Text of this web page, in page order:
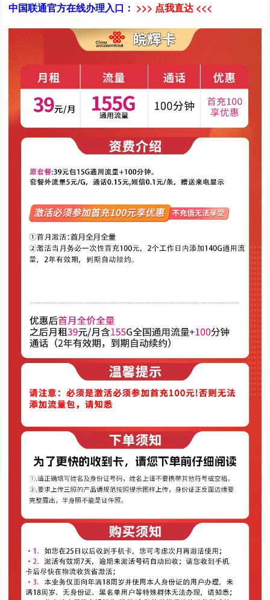
中国联通官方在线办理入口： >>> 点我直达 <<<